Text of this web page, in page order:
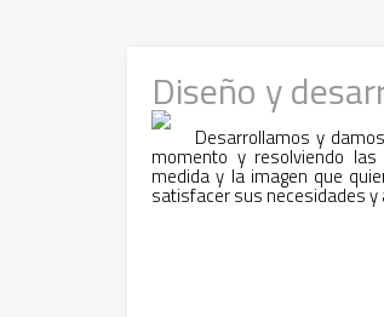
Diseño y
Desarrollamos y
momento y resolviendo
medida y la imagen que
satisfacer sus necesidades